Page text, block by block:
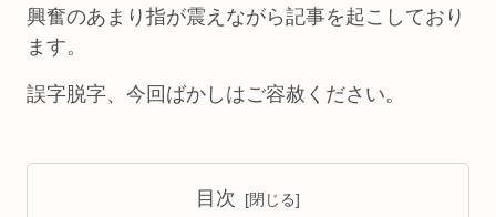
興奮のあまり指が震えながら記事を起こしており
ます。
誤字脱字、今回ばかしはご容赦ください。
目次